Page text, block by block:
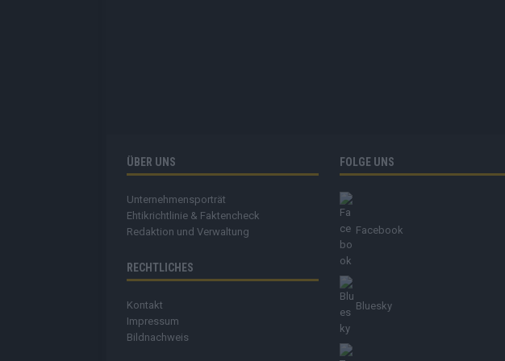
ÜBER UNS
Unternehmensporträt
Ehtikrichtlinie & Faktencheck
Redaktion und Verwaltung
RECHTLICHES
Kontakt
Impressum
Bildnachweis
FOLGE UNS
Facebook
Bluesky